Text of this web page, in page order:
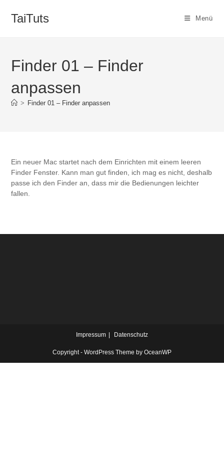
InhaltTaiTuts Menü
Finder 01 – Finder
anpassen
> Finder 01 – Finder anpassen
Ein neuer Mac startet nach dem Einrichten mit einem leeren
Finder Fenster. Kann man gut finden, ich mag es nicht, deshalb
passe ich den Finder an, dass mir die Bedienungen leichter
fallen.
Impressum Datenschutz
Copyright - WordPress Theme by OceanWP